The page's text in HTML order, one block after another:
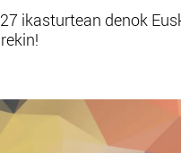
ikasturtean denok